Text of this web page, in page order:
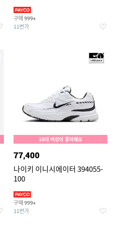
구매 999+
11번가
10대 여성이 좋아해요
77,400
나이키 이니시에이터 394055-
100
구매 999+
11번가